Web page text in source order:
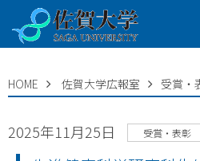
HOME 佐賀大学広報室 受賞・
2025年11月25日 受賞・表彰